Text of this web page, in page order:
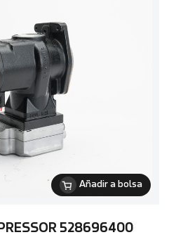
Añadir a bolsa
528696400